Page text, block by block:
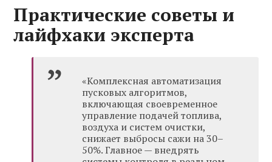
Практические советы и
лайфхаки эксперта
«Комплексная автоматизация
пусковых алгоритмов,
включающая своевременное
управление подачей топлива,
воздуха и систем очистки,
снижает выбросы сажи на 30–
50%. Главное — внедрять